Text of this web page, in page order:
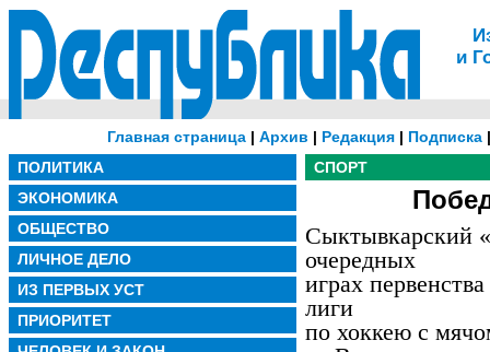
и
Главная страница | Архив | Редакция | Подписка
ПОЛИТИКА
ЭКОНОМИКА
ОБЩЕСТВО
ЛИЧНОЕ ДЕЛО
ИЗ ПЕРВЫХ УСТ
ПРИОРИТЕТ
СПОРТ
Сыктывкарский
очередных
играх
лиги
по хоккею с